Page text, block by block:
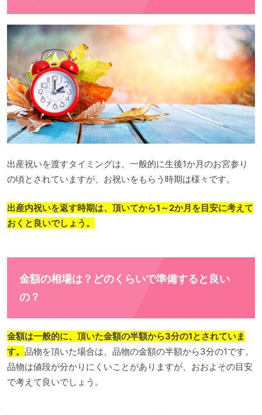
出産祝いを渡すタイミングは、一般的に生後1か月のお宮参り
の頃とされていますが、お祝いをもらう時期は様々です。
出産内祝いを返す時期は、頂いてから1～2か月を目安に考えて
おくと良いでしょう。
金額の相場は？どのくらいで準備すると良い
の？
金額は一般的に、頂いた金額の半額から3分の1とされていま
す。 品物を頂いた場合は、品物の金額の半額から3分の1です。
品物は値段が分かりにくいことがありますが、おおよその目安
で考えて良いでしょう。